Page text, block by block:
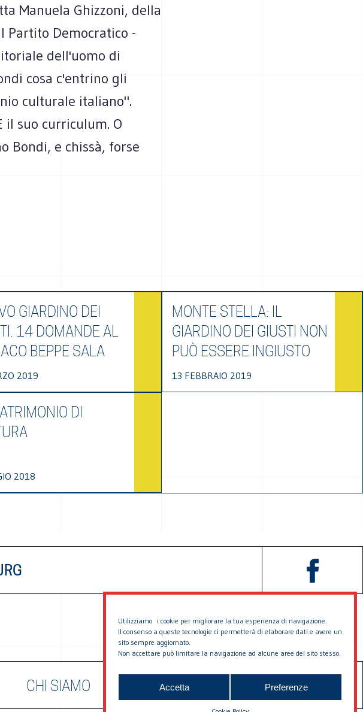
Utilizziamo i cookie per migliorare la tua esperienza di navigazione.
Il consenso a queste tecnologie ci permetterà di elaborare dati e avere un
sito sempre aggiornato.
Non accettare può limitare la navigazione ad alcune aree del sito stesso.
Accetta Preferenze
CHI SIAMO SOSTIENICI CONTATTACI
Manuela Ghizzoni, della
Partito Democratico -
dell'uomo di
cosa c'entrino gli
culturale italiano".
il suo curriculum. O
Bondi, e chissà, forse
GIARDINO DEI
14 DOMANDE AL
BEPPE SALA
2019
MONTE STELLA: IL
GIARDINO DEI GIUSTI NON
PUÒ ESSERE INGIUSTO
13 FEBBRAIO 2019
DI
2018